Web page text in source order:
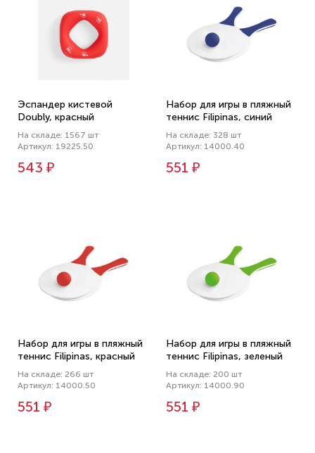
Эспандер кистевой
Doubly, красный
На складе: 1567 шт
Артикул: 19225.50
543 ₽
Набор для игры в пляжный
теннис Filipinas, синий
На складе: 328 шт
Артикул: 14000.40
551 ₽
Набор для игры в пляжный
теннис Filipinas, красный
На складе: 266 шт
Артикул: 14000.50
551 ₽
Набор для игры в пляжный
теннис Filipinas, зеленый
На складе: 200 шт
Артикул: 14000.90
551 ₽